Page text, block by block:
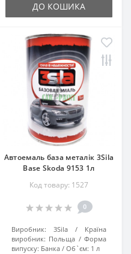
ДО КОШИКА
Автоемаль база металік 3Sila
Base Skoda 9153 1л
Код товару: 1527
0
Виробник: 3Sila
Країна
виробник: Польща
Форма
випуску: Банка Об`єм: 1 л